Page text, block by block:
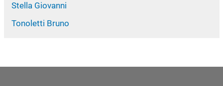
Stella Giovanni
Tonoletti Bruno